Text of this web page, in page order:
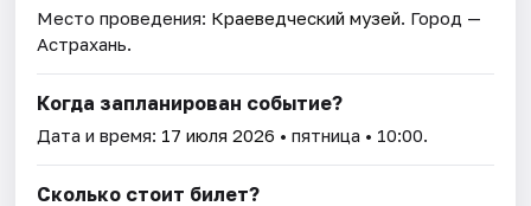
Место проведения: Краеведческий музей. Город —
Астрахань.
Когда запланирован событие?
Дата и время: 17 июля 2026 • пятница • 10:00.
Сколько стоит билет?